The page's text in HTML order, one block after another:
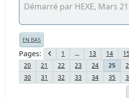
Démarré par HEXE, Mars
EN BAS
Pages 1 ... 13 14
20
21 22 23 24 25
30
31 32 33 34 35